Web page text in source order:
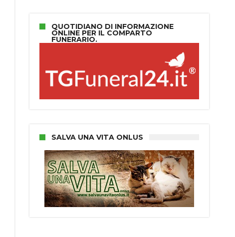
QUOTIDIANO DI INFORMAZIONE
ONLINE PER IL COMPARTO
FUNERARIO.
SALVA UNA VITA ONLUS